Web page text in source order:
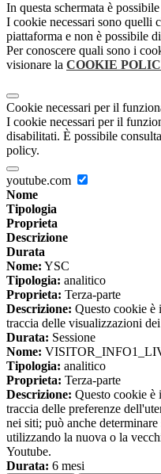
In questa schermata è
I cookie necessari sono quelli
piattaforma e non è possibile
Per conoscere quali sono i
visionare la COOKIE
Cookie necessari per il
I cookie necessari per il
disabilitati. È possibile
policy.
youtube.com
Nome
Tipologia
Proprieta
Descrizione
Durata
Nome: YSC
Tipologia: analitico
Proprieta: Terza-parte
Descrizione: Questo cookie è
traccia delle visualizzazioni
Durata: Sessione
Nome:
Tipologia: analitico
Proprieta: Terza-parte
Descrizione: Questo cookie è
traccia delle preferenze
nei siti; può anche
utilizzando la nuova o la
Youtube.
Durata: 6 mesi